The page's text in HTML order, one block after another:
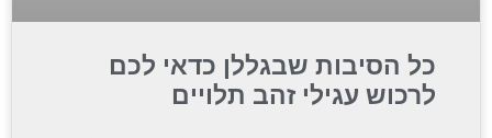
כל הסיבות שבגללן כדאי לכם
לרכוש עגילי זהב תלויים